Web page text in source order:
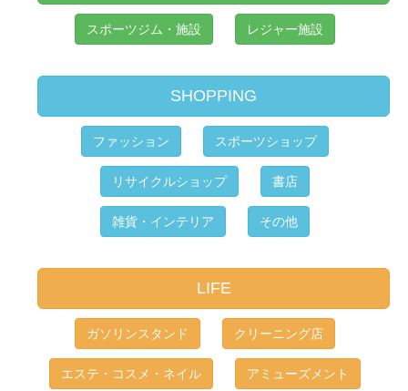
スポーツジム・施設 レジャー施設
SHOPPING
ファッション スポーツショップ
リサイクルショップ 書店
雑貨・インテリア その他
LIFE
ガソリンスタンド クリーニング店
エステ・コスメ・ネイル アミューズメント